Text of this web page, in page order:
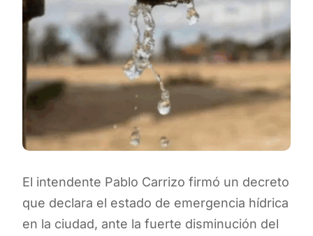
El intendente Pablo Carrizo firmó un decreto
que declara el estado de emergencia hídrica
en la ciudad, ante la fuerte disminución del